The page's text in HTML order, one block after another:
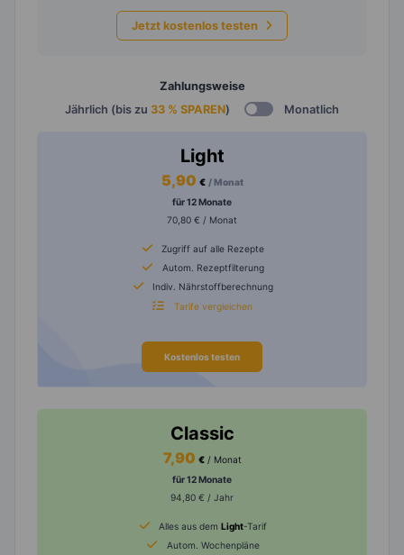
Jetzt kostenlos testen
Zahlungsweise
Jährlich (bis zu 33 % SPAREN) Monatlich
Light
5,90 € / Monat
für 12 Monate
70,80 € / Monat
Zugriff auf alle Rezepte
Autom. Rezeptfilterung
Indiv. Nährstoffberechnung
Tarife vergleichen
Kostenlos testen
Classic
7,90 € / Monat
für 12 Monate
94,80 € / Jahr
Alles aus dem Light-Tarif
Autom. Wochenpläne